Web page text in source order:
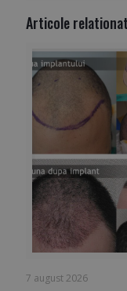
Articole
7 august 2026